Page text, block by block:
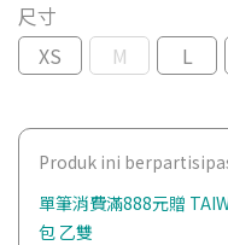
尺寸
XS
M L
Produk ini
單筆消費滿888元贈
包 乙雙